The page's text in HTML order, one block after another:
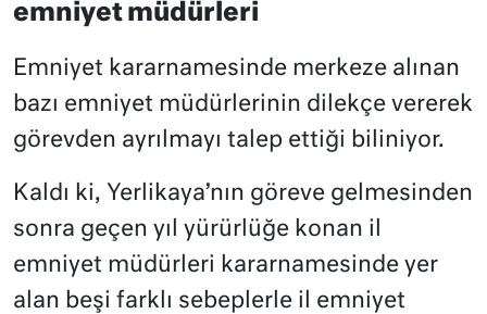
emniyet müdürleri
Emniyet kararnamesinde merkeze alınan
bazı emniyet müdürlerinin dilekçe vererek
görevden ayrılmayı talep ettiği biliniyor.
Kaldı ki, Yerlikaya’nın göreve gelmesinden
sonra geçen yıl yürürlüğe konan il
emniyet müdürleri kararnamesinde yer
alan beşi farklı sebeplerle il emniyet